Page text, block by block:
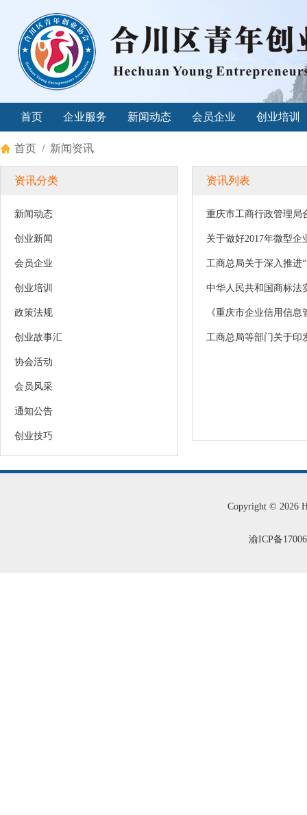
首页 企业服务 新闻动态 会员企业 创业培训
首页 / 新闻资讯
资讯分类
新闻动态
创业新闻
会员企业
创业培训
政策法规
创业故事汇
协会活动
会员风采
通知公告
创业技巧
资讯列表
重庆市工商行政管理局
关于做好2017年微型
工商总局关于深入推进
中华人民共和国商标法
《重庆市企业信用信
工商总局等部门关于印
Copyright © 2026
渝ICP备